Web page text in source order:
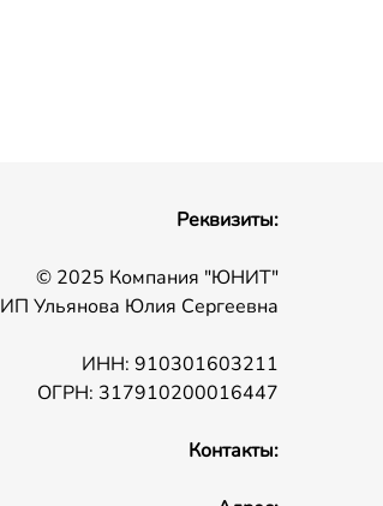
Реквизиты:
© 2025 Компания "ЮНИТ"
ИП Ульянова Юлия Сергеевна
ИНН: 910301603211
ОГРН: 317910200016447
Контакты: